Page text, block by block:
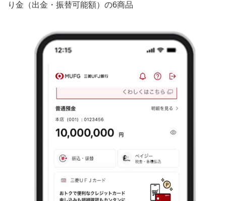
り金（出金・振替可能額）の6商品